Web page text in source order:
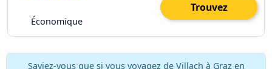
Économique
Trouvez
Saviez-vous que si vous voyagez de Villach à Graz en